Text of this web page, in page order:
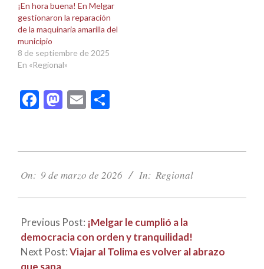
¡En hora buena! En Melgar
gestionaron la reparación
de la maquinaria amarilla del
municipio
8 de septiembre de 2025
En «Regional»
Facebook
Mastodon
Email
03-
On: 9 de marzo de 2026 In: Regional
Previous Post: ¡Melgar le cumplió a la
democracia con orden y tranquilidad!
Next Post:Viajar al Tolima es volver al abrazo
que sana